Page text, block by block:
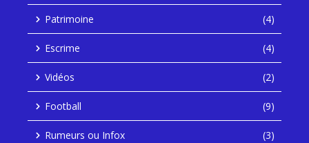
Patrimoine (4)
Escrime (4)
Vidéos (2)
Football (9)
Rumeurs ou Infox (3)